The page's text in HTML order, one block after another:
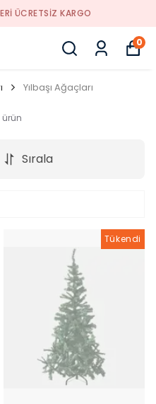
KARGO
0
Yılbaşı Ağaçları
ürün
Sırala
Tükendi